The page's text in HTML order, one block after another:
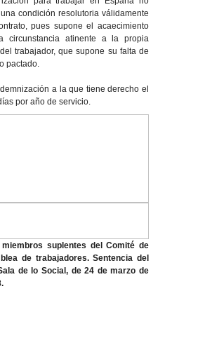
condición resolutoria válidamente
pues supone el acaecimiento
circunstancia atinente a la propia
trabajador, que supone su falta de
pactado.
a la que tiene derecho el
por año de servicio.
suplentes del Comité de
de trabajadores. Sentencia del
de lo Social, de 24 de marzo de